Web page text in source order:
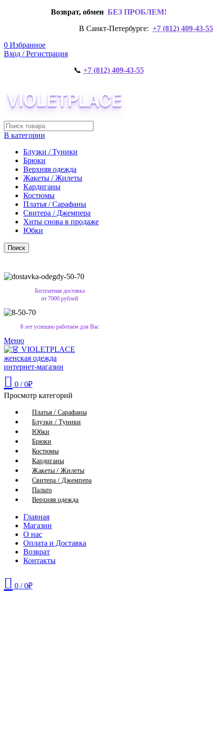
Возврат, обмен БЕЗ ПРОБЛЕМ!
В Санкт-Петербурге: +7 (812) 409-43-55
0 Избранное
Вход / Регистрация
📞 +7 (812) 409-43-55
В категории
Блузки / Туники
Брюки
Верхняя одежда
Жакеты / Жилеты
Кардиганы
Костюмы
Платья / Сарафаны
Свитера / Джемпера
Хиты снова в продаже
Юбки
Поиск
Бесплатная доставка
от 7000 рублей
8 лет успешно работаем для Вас
Меню
0 / 0₽
Просмотр категорий
Платья / Сарафаны
Блузки / Туники
Юбки
Брюки
Костюмы
Кардиганы
Жакеты / Жилеты
Свитера / Джемпера
Пальто
Верхняя одежда
Главная
Магазин
О нас
Оплата и Доставка
Возврат
Контакты
0 / 0₽